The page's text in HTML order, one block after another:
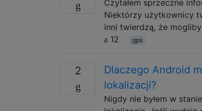
Czytałem sprzeczne
Niektórzy użytkownicy
inni twierdzą, że
12
gps
2
Dlaczego Android
lokalizacji?
Nigdy nie byłem w